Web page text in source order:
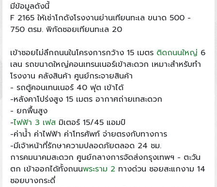
มีข้อมูลดังนี้
F 2165 ให้เช่าโกดังโรงงานย่านเทียนทะเล ขนาด 500 -
750 ตรม. พิกัดซอยเทียนทะเล 20
เข้าซอยไม่ลึกถนนในโครงการกว้าง 15 เมตร ติดถนนใหญ่ 6
เลน รถขนาดใหญ่คอนเทรนเนอร์เข้าสะดวก เหมาะสำหรับทำ
โรงงาน คลังสินค้า ศูนย์กระจายสินค้า
- รถตู้คอนเทนเนอร์ 40 ฟุต เข้าได้
-หลังคาโปร่งสูง 15 เมตร อากาศถ่ายเทสะดวก
- ยกพื้นสูง
-ไฟฟ้า 3 เฟสมิเตอร์ 15/45 แอมป์
-ค่าน้ำ ค่าไฟฟ้า ค่าโทรศัพท์ จ่ายตรงกับทางการ
-มีเจ้าหน้าที่รักษาความปลอดภัยตลอด 24 ชม.
การคมนาคมสะดวก ศูนย์กลางการจัดส่งกรุงเทพฯ - ตะวัน
ตก เข้าออกได้ทั้งถนนพระราม 2 ทางด่วน ซอยสะแกงาม 14
ซอยบางกระดี่